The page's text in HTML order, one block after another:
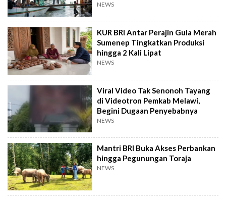
NEWS
KUR BRI Antar Perajin Gula Merah
Sumenep Tingkatkan Produksi
hingga 2 Kali Lipat
NEWS
Viral Video Tak Senonoh Tayang
di Videotron Pemkab Melawi,
Begini Dugaan Penyebabnya
NEWS
Mantri BRI Buka Akses Perbankan
hingga Pegunungan Toraja
NEWS